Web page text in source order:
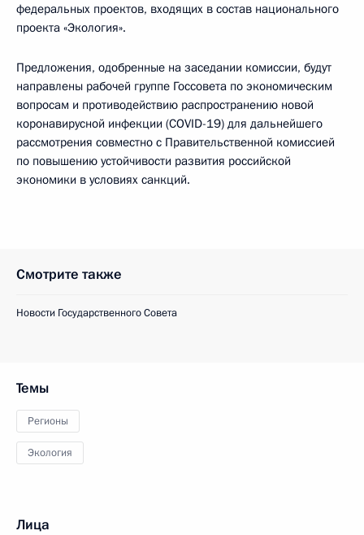
федеральных проектов, входящих в состав национального
проекта «Экология».
Предложения, одобренные на заседании комиссии, будут
направлены рабочей группе Госсовета по экономическим
вопросам и противодействию распространению новой
коронавирусной инфекции (COVID-19) для дальнейшего
рассмотрения совместно с Правительственной комиссией
по повышению устойчивости развития российской
экономики в условиях санкций.
Смотрите также
Новости Государственного Совета
Темы
Регионы
Экология
Лица